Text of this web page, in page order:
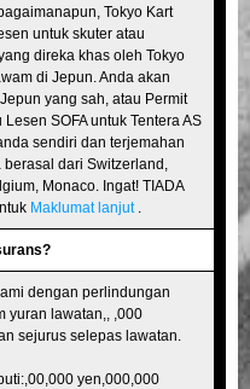
Tokyo Bay
Osaka
Tokyo Kart
untuk skuter atau
direka khas oleh Tokyo
di Jepun. Anda akan
yang sah, atau Permit
SOFA untuk Tentera AS
sendiri dan terjemahan
dari Switzerland,
Monaco. Ingat! TIADA
Maklumat lanjut.
dengan perlindungan
yuran lawatan,, ,000
sejurus selepas lawatan.
yen,000,000